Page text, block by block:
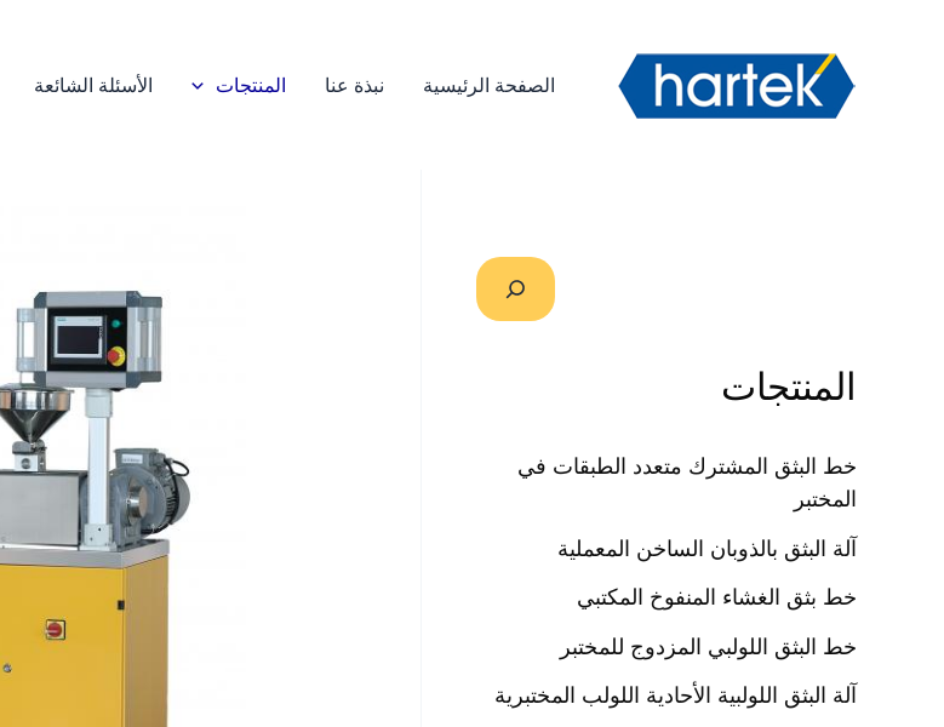
الصفحة الرئيسية نبذة عنا المنتجات الأسئلة الشائعة
المنتجات
خط البثق المشترك متعدد الطبقات في
المختبر
آلة البثق بالذوبان الساخن المعملية
خط بثق الغشاء المنفوخ المكتبي
خط البثق اللولبي المزدوج للمختبر
آلة البثق اللولبية الأحادية اللولب المختبرية